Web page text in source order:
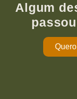
Algum